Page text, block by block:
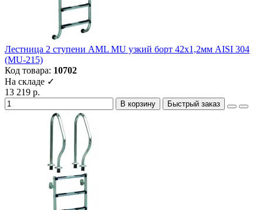
Лестница 2 ступени AML MU узкий борт 42х1,2мм AISI 304
(MU-215)
Код товара: 10702
На складе ✓
13 219 р.
В корзину Быстрый заказ